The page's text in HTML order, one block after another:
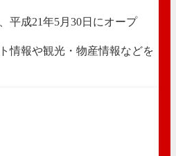
平成21年5月30日にオープ
情報や観光・物産情報などを